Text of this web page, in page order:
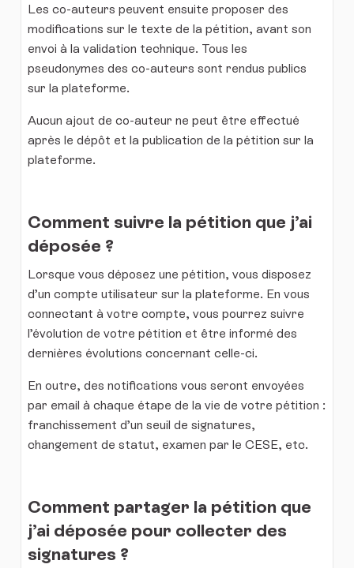
Les co-auteurs peuvent ensuite proposer des
modifications sur le texte de la pétition, avant son
envoi à la validation technique. Tous les
pseudonymes des co-auteurs sont rendus publics
sur la plateforme.
Aucun ajout de co-auteur ne peut être effectué
après le dépôt et la publication de la pétition sur la
plateforme.
Comment suivre la pétition que j’ai
déposée ?
Lorsque vous déposez une pétition, vous disposez
d’un compte utilisateur sur la plateforme. En vous
connectant à votre compte, vous pourrez suivre
l’évolution de votre pétition et être informé des
dernières évolutions concernant celle-ci.
En outre, des notifications vous seront envoyées
par email à chaque étape de la vie de votre pétition :
franchissement d’un seuil de signatures,
changement de statut, examen par le CESE, etc.
Comment partager la pétition que
j’ai déposée pour collecter des
signatures ?